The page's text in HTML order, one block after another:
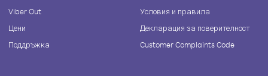
Viber Out
Цени
Поддръжка
Условия и правила
Декларация за поверителност
Customer Complaints Code